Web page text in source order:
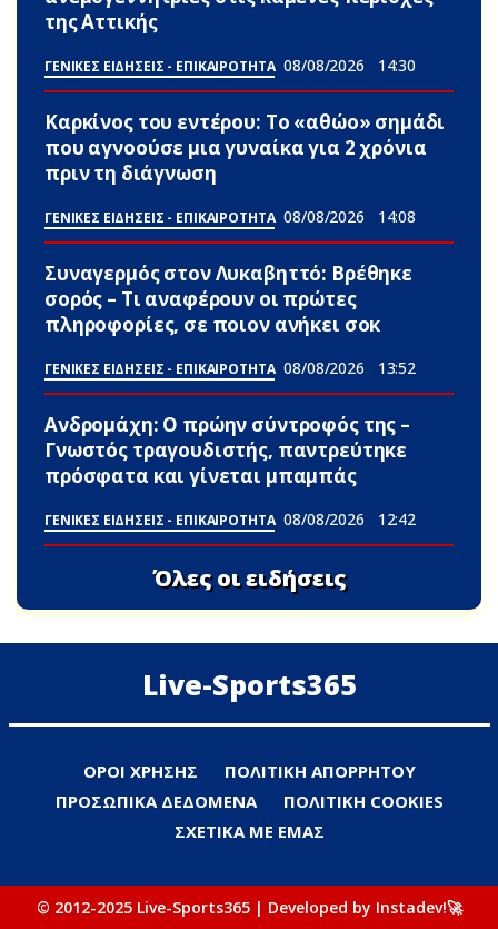
της Αττικής
ΓΕΝΙΚΕΣ ΕΙΔΗΣΕΙΣ - ΕΠΙΚΑΙΡΟΤΗΤΑ 08/08/2026 14:30
Καρκίνος του εντέρου: Το «αθώο» σημάδι
που αγνοούσε μια γυναίκα για 2 χρόνια
πριν τη διάγνωση
ΓΕΝΙΚΕΣ ΕΙΔΗΣΕΙΣ - ΕΠΙΚΑΙΡΟΤΗΤΑ 08/08/2026 14:08
Συναγερμός στον Λυκαβηττό: Βρέθηκε
σορός – Τι αναφέρουν οι πρώτες
πληροφορίες, σε ποιον ανήκει σoκ
ΓΕΝΙΚΕΣ ΕΙΔΗΣΕΙΣ - ΕΠΙΚΑΙΡΟΤΗΤΑ 08/08/2026 13:52
Ανδρομάχη: Ο πρώην σύντροφός της –
Γνωστός τραγουδιστής, παντρεύτηκε
πρόσφατα και γίνεται μπαμπάς
ΓΕΝΙΚΕΣ ΕΙΔΗΣΕΙΣ - ΕΠΙΚΑΙΡΟΤΗΤΑ 08/08/2026 12:42
Όλες οι ειδήσεις
Live-Sports365
ΟΡΟΙ ΧΡΗΣΗΣ
ΠΟΛΙΤΙΚΗ ΑΠΟΡΡΗΤΟΥ
ΠΡΟΣΩΠΙΚΑ ΔΕΔΟΜΕΝΑ
ΠΟΛΙΤΙΚΗ COOKIES
ΣΧΕΤΙΚΑ ΜΕ ΕΜΑΣ
© 2012-2025 Live-Sports365 | Developed by Instadev!🚀